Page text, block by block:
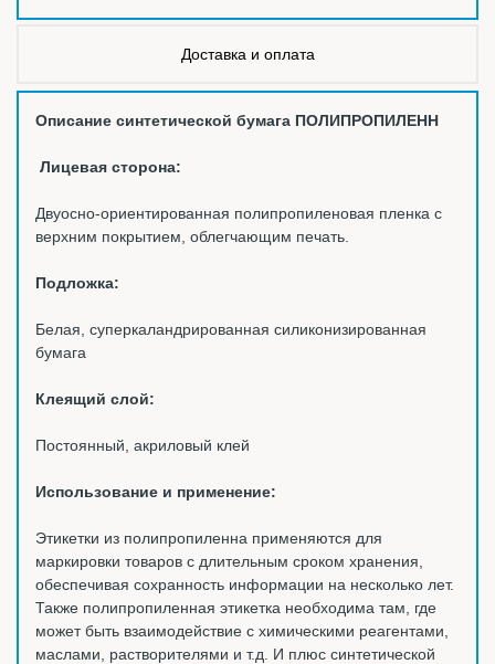
Доставка и оплата
Описание синтетической бумага ПОЛИПРОПИЛЕНН
Лицевая сторона:
Двуосно-ориентированная полипропиленовая пленка с
верхним покрытием, облегчающим печать.
Подложка:
Белая, суперкаландрированная силиконизированная
бумага
Клеящий слой:
Постоянный, акриловый клей
Использование и применение:
Этикетки из полипропиленна применяются для
маркировки товаров с длительным сроком хранения,
обеспечивая сохранность информации на несколько лет.
Также полипропиленная этикетка необходима там, где
может быть взаимодействие с химическими реагентами,
маслами, растворителями и т.д. И плюс синтетической